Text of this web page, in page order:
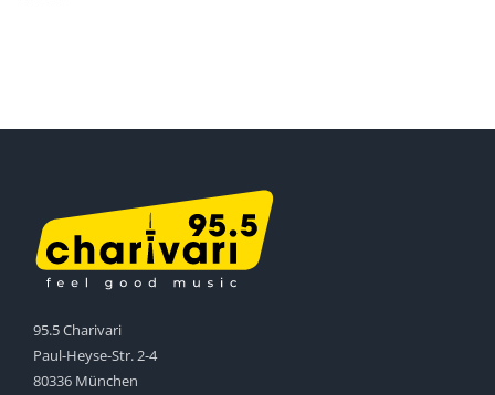
95.5 Charivari
Paul-Heyse-Str. 2-4
80336 München